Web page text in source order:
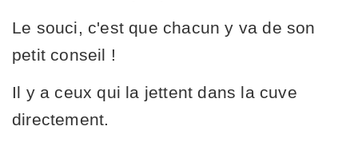
Le souci, c'est que chacun y va de son
petit conseil !
Il y a ceux qui la jettent dans la cuve
directement.